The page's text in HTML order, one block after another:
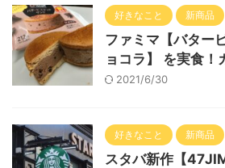
好きなこと 新商品
ファミマ【バター
ョコラ】 を実食！
2021/6/30
好きなこと 新商品
スタバ新作【